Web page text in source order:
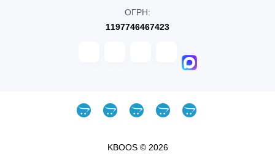
ОГРН:
1197746467423
KBOOS © 2026